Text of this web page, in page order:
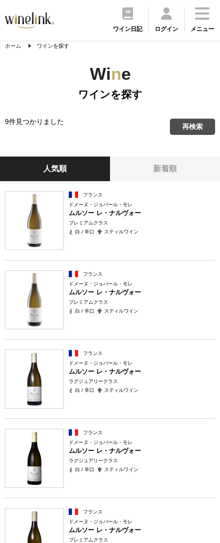
ワイン日記 ログイン メニュー
ホーム ワインを探す
Wine
ワインを探す
9件見つかりました
再検索
人気順 新着順
フランス
ドメーヌ・ジョバール・モレ
ムルソー レ・ナルヴォー
プレミアムクラス
白 / 辛口
スティルワイン
フランス
ドメーヌ・ジョバール・モレ
ムルソー レ・ナルヴォー
プレミアムクラス
白 / 辛口
スティルワイン
フランス
ドメーヌ・ジョバール・モレ
ムルソー レ・ナルヴォー
ラグジュアリークラス
白 / 辛口
スティルワイン
フランス
ドメーヌ・ジョバール・モレ
ムルソー レ・ナルヴォー
ラグジュアリークラス
白 / 辛口
スティルワイン
フランス
ドメーヌ・ジョバール・モレ
ムルソー レ・ナルヴォー
プレミアムクラス